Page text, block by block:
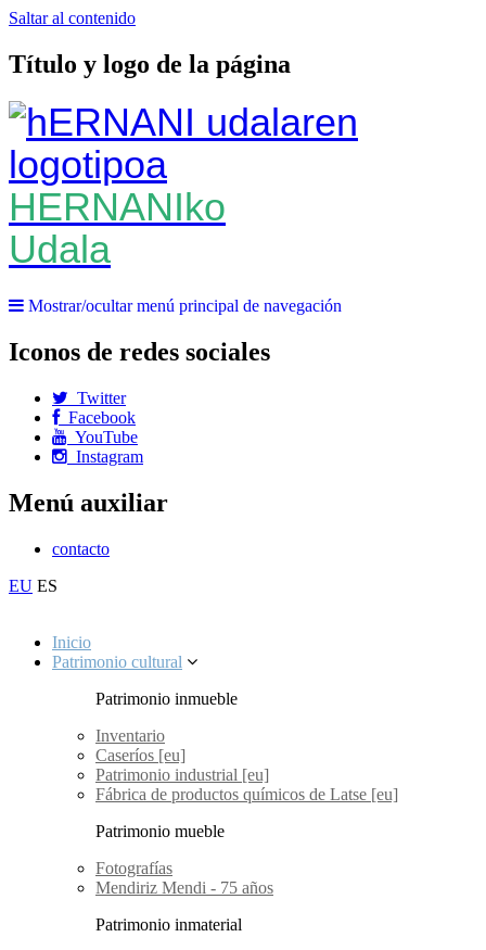
Saltar al contenido
Título y logo de la página
HERNANIko
Udala
Mostrar/ocultar menú principal de navegación
Iconos de redes sociales
Twitter
Facebook
YouTube
Instagram
Menú auxiliar
contacto
EU ES
Inicio
Patrimonio cultural
Patrimonio inmueble
Inventario
Caseríos [eu]
Patrimonio industrial [eu]
Fábrica de productos químicos de Latse [eu]
Patrimonio mueble
Fotografías
Mendiriz Mendi - 75 años
Patrimonio inmaterial